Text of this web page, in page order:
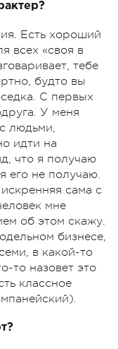
Есть хороший
всех «своя в
тебе
будто вы
С первых
У меня
людьми,
идти на
что я получаю
его не получаю.
сама с
мне
об этом скажу.
бизнесе,
в какой-то
то назовет это
классное